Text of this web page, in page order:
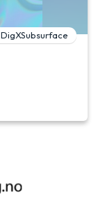
DigXSubsurface